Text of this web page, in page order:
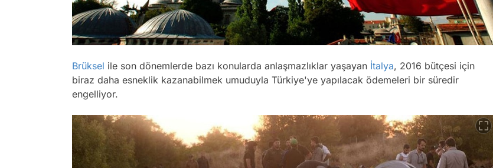
Brüksel ile son dönemlerde bazı konularda anlaşmazlıklar yaşayan İtalya, 2016 bütçesi için
biraz daha esneklik kazanabilmek umuduyla Türkiye'ye yapılacak ödemeleri bir süredir
engelliyor.